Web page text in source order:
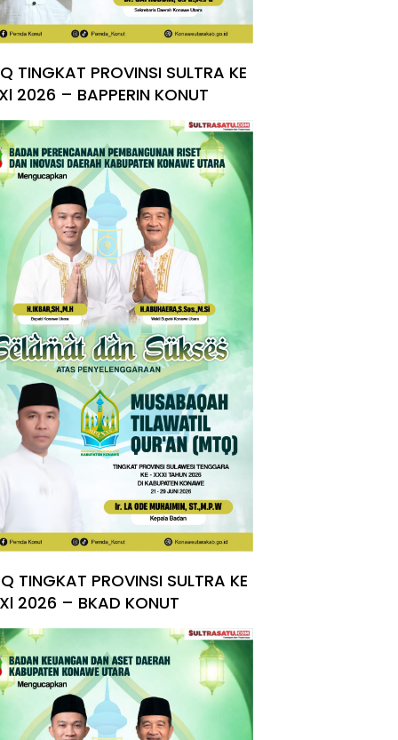
TINGKAT PROVINSI SULTRA KE
2026 – BAPPERIN KONUT
TINGKAT PROVINSI SULTRA KE
2026 – BKAD KONUT